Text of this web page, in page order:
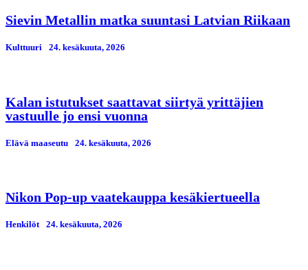
Sievin Metallin matka suuntasi Latvian Riikaan
Kulttuuri 24. kesäkuuta, 2026
Kalan istutukset saattavat siirtyä yrittäjien
vastuulle jo ensi vuonna
Elävä maaseutu 24. kesäkuuta, 2026
Nikon Pop-up vaatekauppa kesäkiertueella
Henkilöt 24. kesäkuuta, 2026